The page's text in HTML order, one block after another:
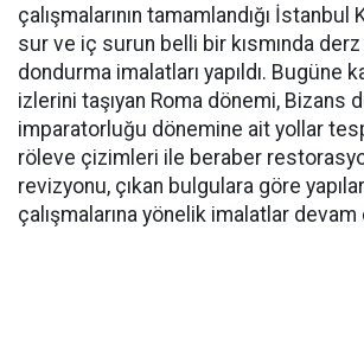
çalışmalarının tamamlandığı İstanbul
sur ve iç surun belli bir kısmında derz
dondurma imalatları yapıldı. Bugüne
izlerini taşıyan Roma dönemi, Bizans
imparatorluğu dönemine ait yollar
röleve çizimleri ile beraber
revizyonu, çıkan bulgulara göre
çalışmalarına yönelik imalatlar devam